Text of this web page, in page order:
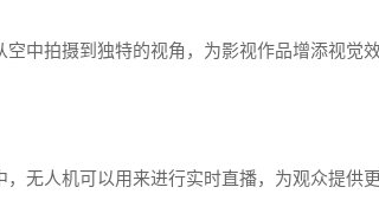
空中拍摄到独特的视角，为影视作品增添视觉
，无人机可以用来进行实时直播，为观众提供